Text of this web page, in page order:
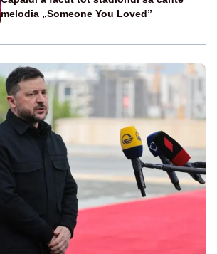
melodia „Someone You Loved”